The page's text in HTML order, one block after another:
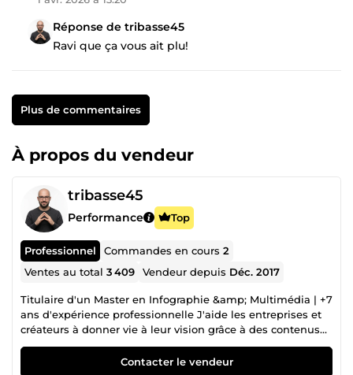
Réponse de tribasse45
Ravi que ça vous ait plu!
Plus de commentaires
À propos du vendeur
tribasse45
Performance Top
Professionnel Commandes en cours2
Ventes au total3 409 Vendeur depuis Déc. 2017
Titulaire d'un Master en Infographie &amp; Multimédia | +7
ans d'expérience professionnelle J'aide les entreprises et
créateurs à donner vie à leur vision grâce à des contenus
visuels de qualité et des solutions digitales stratégiques.
Mes expertises : 🎬 Production Vidéo — Animations de logo,
Contacter le vendeur